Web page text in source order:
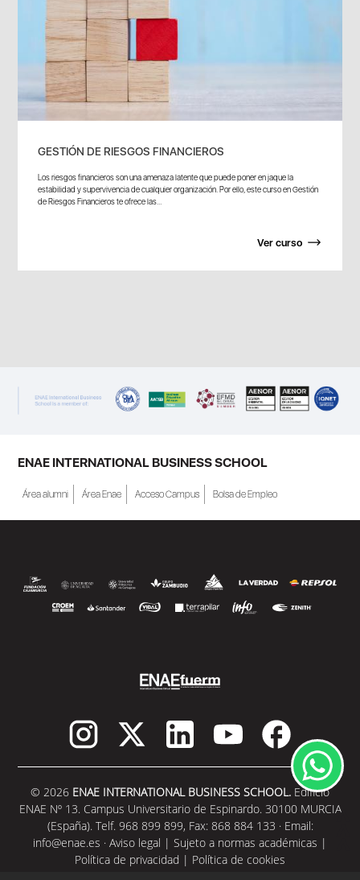
GESTIÓN DE RIESGOS FINANCIEROS
Los riesgos financieros son una amenaza latente que puede poner en jaque la
estabilidad y supervivencia de cualquier organización. Por ello, este curso en Gestión
de Riesgos Financieros te ofrece las...
Ver curso
ENAE INTERNATIONAL BUSINESS SCHOOL
Área alumni Área Enae Acceso Campus Bolsa de Empleo
© 2026 ENAE INTERNATIONAL BUSINESS SCHOOL. Edificio
ENAE Nº 13. Campus Universitario de Espinardo. 30100 MURCIA
(España). Telf. 968 899 899, Fax: 868 884 133 · Email:
info@enae.es · Aviso legal | Sujeto a normas académicas |
Política de privacidad | Política de cookies